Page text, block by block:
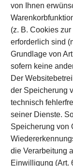
von Ihnen
(z. B. Cookies
erforderlich sind
Grundlage von
sofern keine
Der
der Speicherung
technisch
seiner Dienste.
Speicherung von
die Verarbeitung
Einwilligung (Art.